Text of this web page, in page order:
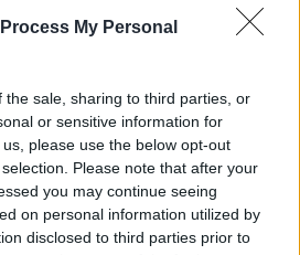
My Personal
the sale, sharing to third parties, or
or sensitive information for
please use the below opt-out
Please note that after your
you may continue seeing
on personal information utilized by
disclosed to third parties prior to